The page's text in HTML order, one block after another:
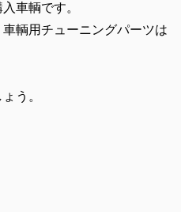
車輌です。
輌用チューニングパーツは
う。